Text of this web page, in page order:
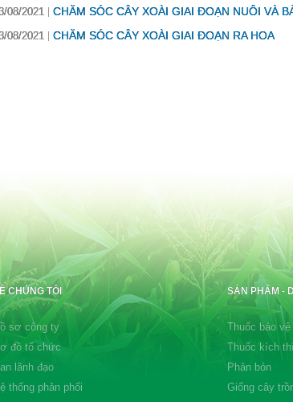
08/2021 CHĂM SÓC CÂY XOÀI GIAI ĐOẠN NUÔI VÀ
08/2021 CHĂM SÓC CÂY XOÀI GIAI ĐOẠN RA HOA
CHÚNG TÔI
sơ công ty
đồ tổ chức
lãnh đạo
thống phân phối
SẢN PHẨM -
Thuốc bảo
Thuốc kích
Phân bón
Giống cây